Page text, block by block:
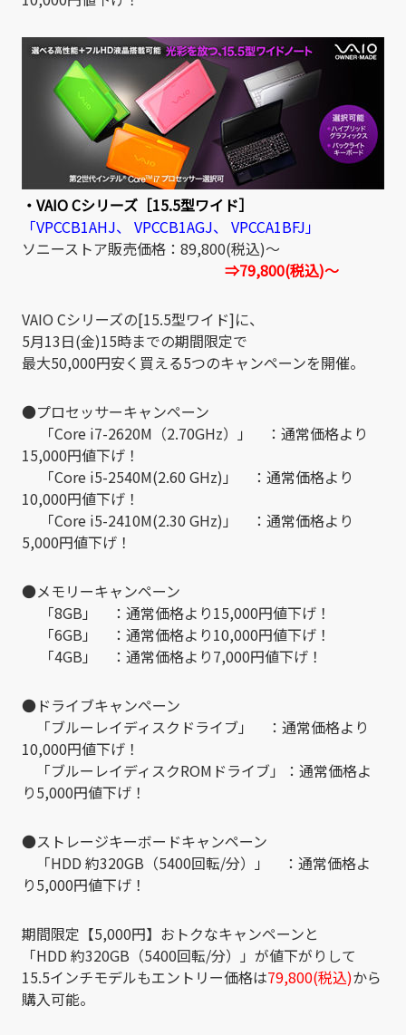
・VAIO Cシリーズ［15.5型ワイド］
「VPCCB1AHJ、 VPCCB1AGJ、 VPCCA1BFJ」
ソニーストア販売価格：89,800(税込)～
⇒79,800(税込)～
VAIO Cシリーズの[15.5型ワイド]に、
5月13日(金)15時までの期間限定で
最大50,000円安く買える5つのキャンペーンを開催。
●プロセッサーキャンペーン
「Core i7-2620M（2.70GHz）」 ：通常価格より
15,000円値下げ！
「Core i5-2540M(2.60 GHz)」 ：通常価格より
10,000円値下げ！
「Core i5-2410M(2.30 GHz)」 ：通常価格より
5,000円値下げ！
●メモリーキャンペーン
「8GB」 ：通常価格より15,000円値下げ！
「6GB」 ：通常価格より10,000円値下げ！
「4GB」 ：通常価格より7,000円値下げ！
●ドライブキャンペーン
「ブルーレイディスクドライブ」 ：通常価格より
10,000円値下げ！
「ブルーレイディスクROMドライブ」：通常価格よ
り5,000円値下げ！
●ストレージキーボードキャンペーン
「HDD 約320GB（5400回転/分）」 ：通常価格よ
り5,000円値下げ！
期間限定【5,000円】おトクなキャンペーンと
「HDD 約320GB（5400回転/分）」が値下がりして
15.5インチモデルもエントリー価格は79,800(税込)から
購入可能。